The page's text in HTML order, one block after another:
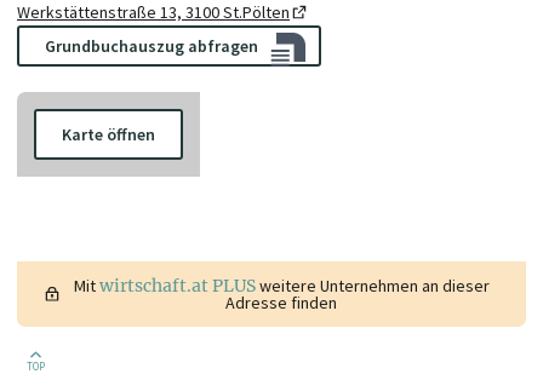
Werkstättenstraße 13, 3100 St.Pölten
Grundbuchauszug abfragen
Karte öffnen
Mitwirtschaft.at PLUSweitere Unternehmen an dieser
Adresse finden
TOP